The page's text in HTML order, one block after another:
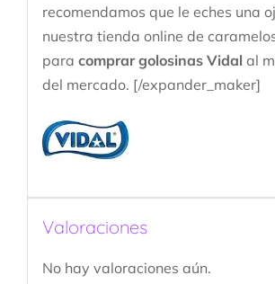
recomendamos que le eches una
nuestra tienda online de
para comprar golosinas Vidal al
del mercado. [/expander_maker]
Valoraciones
No hay valoraciones aún.